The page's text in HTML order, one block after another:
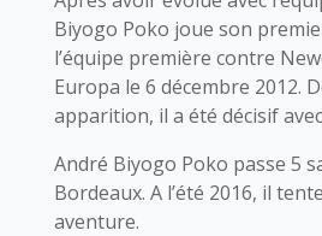
Biyogo Poko joue son
l’équipe première contre
Europa le 6 décembre 2012.
apparition, il a été décisif
André Biyogo Poko passe 5
Bordeaux. A l’été 2016, il
aventure.